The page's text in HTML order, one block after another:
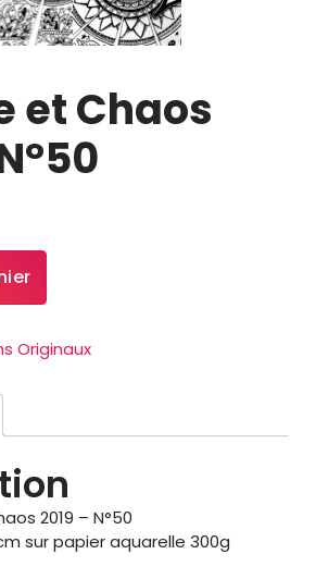
et Chaos
Originaux
2019 – N°50
sur papier aquarelle 300g